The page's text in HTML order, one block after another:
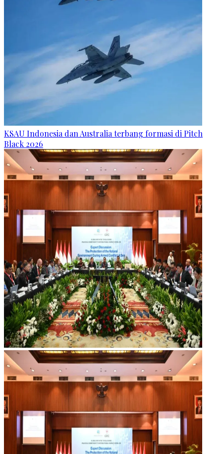
KSAU Indonesia dan Australia terbang formasi di Pitch
Black 2026